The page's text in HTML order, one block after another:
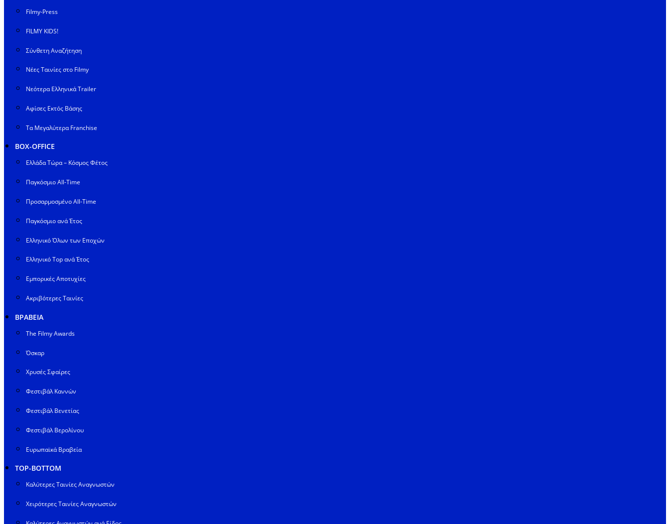
Filmy-Press
FILMY KIDS!
Σύνθετη Αναζήτηση
Νέες Ταινίες στο Filmy
Νεότερα Ελληνικά Trailer
Αφίσες Εκτός Βάσης
Τα Μεγαλύτερα Franchise
BOX-OFFICE
Ελλάδα Τώρα – Κόσμος Φέτος
Παγκόσμιο All-Time
Προσαρμοσμένο All-Time
Παγκόσμιο ανά Έτος
Ελληνικό Όλων των Εποχών
Ελληνικό Top ανά Έτος
Εμπορικές Αποτυχίες
Ακριβότερες Ταινίες
ΒΡΑΒΕΙΑ
The Filmy Awards
Όσκαρ
Χρυσές Σφαίρες
Φεστιβάλ Καννών
Φεστιβάλ Βενετίας
Φεστιβάλ Βερολίνου
Ευρωπαϊκά Βραβεία
TOP-BOTTOM
Καλύτερες Ταινίες Αναγνωστών
Χειρότερες Ταινίες Αναγνωστών